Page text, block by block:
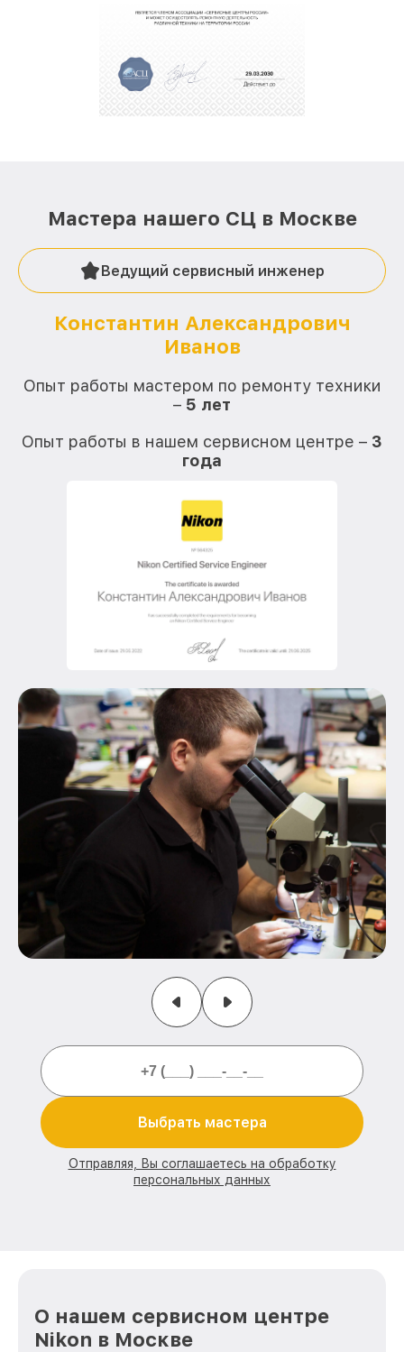
За годы своей деятельности мы получали только
репутацию. Мы постоянно совершенствуемся и
стараемся каждый день делать наш сервис еще
Мастера нашего СЦ в Москве
Ведущий сервисный инженер
Константин Александрович
Иванов
Опыт работы мастером по ремонту техники
– 5 лет
Опыт работы в нашем сервисном центре – 3
года
Выбрать мастера
Отправляя, Вы соглашаетесь на обработку
персональных данных
О нашем сервисном центре
Nikon в Москве